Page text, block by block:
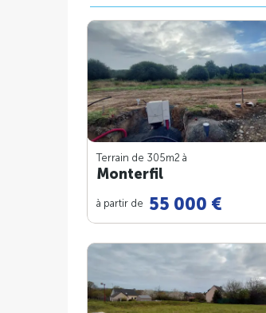
Terrain de 305m2 à
Monterfil
à partir de 55 000 €